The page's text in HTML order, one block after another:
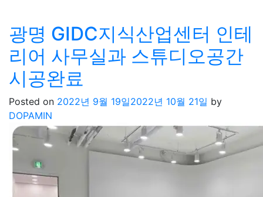
광명 GIDC지식산업센터 인테
리어 사무실과 스튜디오공간
시공완료
Posted on 2022년 9월 19일2022년 10월 21일 by
DOPAMIN